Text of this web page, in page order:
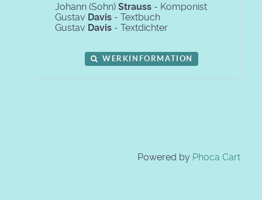
Johann (Sohn) Strauss - Komponist
Gustav Davis - Textbuch
Gustav Davis - Textdichter
WERKINFORMATION
Powered by Phoca Cart